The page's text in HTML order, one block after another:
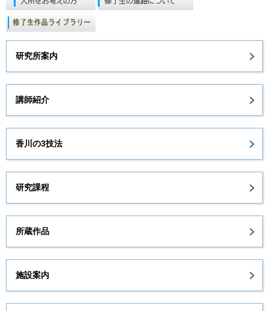
研究所案内
講師紹介
香川の3技法
研究課程
所蔵作品
施設案内